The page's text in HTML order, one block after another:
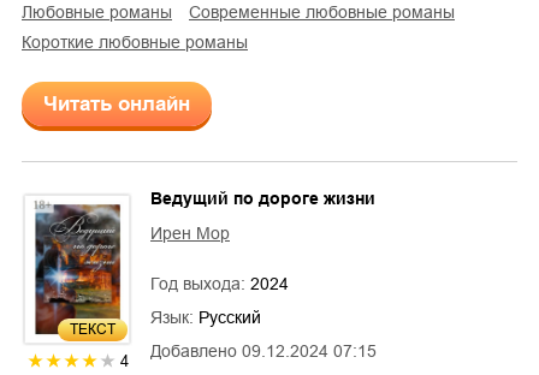
любовные романы
современные любовные романы
короткие любовные романы
Читать онлайн
ТЕКСТ
4
Добавлено 09.12.2024 07:15
Ведущий по дороге жизни
Ирен Мор
Год выхода: 2024
Язык: Русский